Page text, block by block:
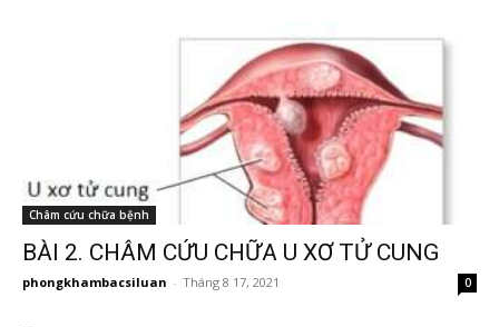
Châm cứu chữa bệnh
BÀI 2. CHÂM CỨU CHỮA U XƠ TỬ CUNG
phongkhambacsiluan - Tháng 8 17, 2021 0